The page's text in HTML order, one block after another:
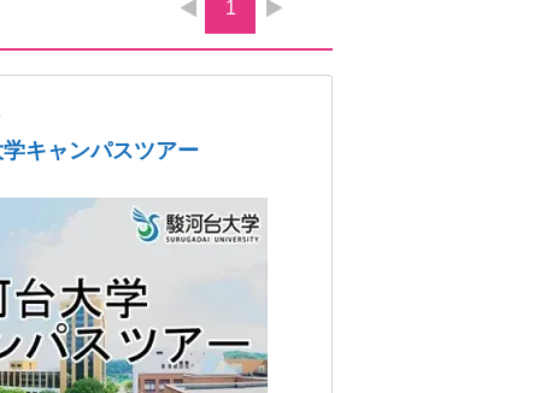
1
キャンパスツアー